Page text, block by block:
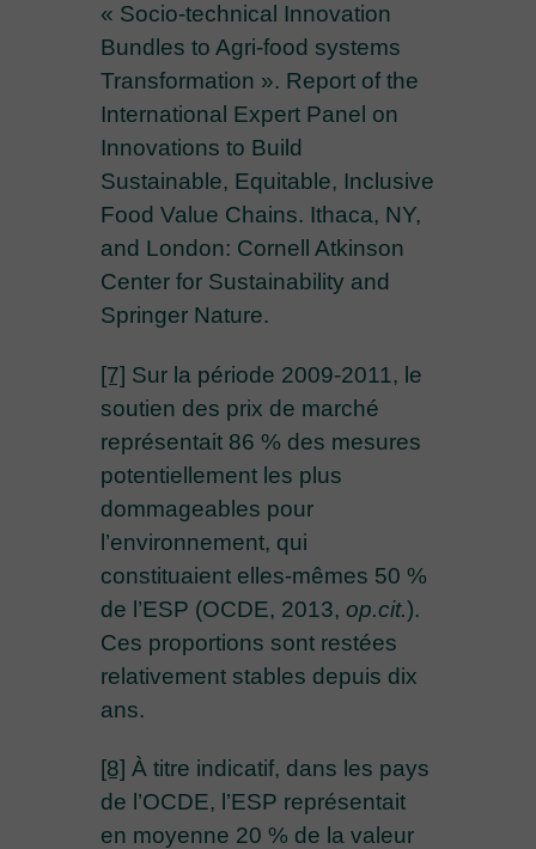
« Socio-technical Innovation
Bundles to Agri-food systems
Transformation ». Report of the
International Expert Panel on
Innovations to Build
Sustainable, Equitable, Inclusive
Food Value Chains. Ithaca, NY,
and London: Cornell Atkinson
Center for Sustainability and
Springer Nature.
[7] Sur la période 2009-2011, le
soutien des prix de marché
représentait 86 % des mesures
potentiellement les plus
dommageables pour
l’environnement, qui
constituaient elles-mêmes 50 %
de l’ESP (OCDE, 2013, op.cit.).
Ces proportions sont restées
relativement stables depuis dix
ans.
[8] À titre indicatif, dans les pays
de l’OCDE, l’ESP représentait
en moyenne 20 % de la valeur